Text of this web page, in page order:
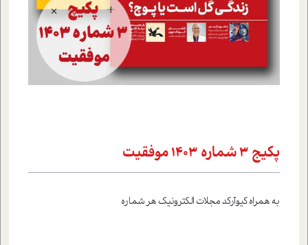
پکيج 3 شماره 1403 موفقيت
به همراه کيوآرکد مجلات الکترونيک هر شماره